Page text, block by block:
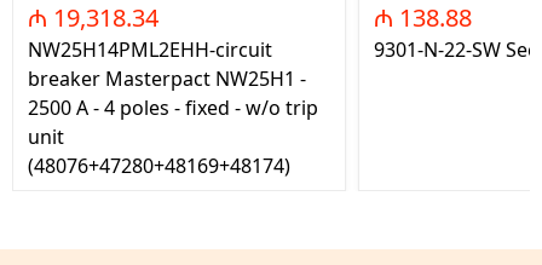
₼ 19,318.34
NW25H14PML2EHH-circuit
breaker Masterpact NW25H1 -
2500 A - 4 poles - fixed - w/o trip
unit
(48076+47280+48169+48174)
₼ 138.88
9301-N-22-SW